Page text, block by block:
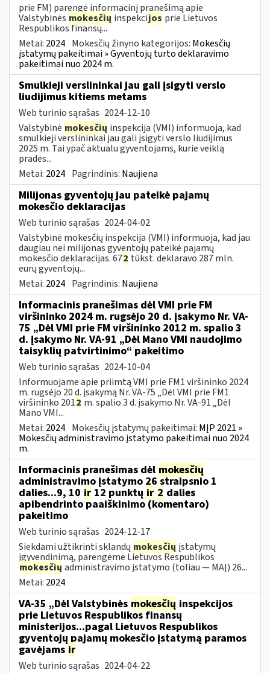
prie FM) parengė informacinį pranešimą apie
Valstybinės mokesčių inspekcijos prie Lietuvos
Respublikos finansų...
Metai: 2024 Mokesčių žinyno kategorijos: Mokesčių
įstatymų pakeitimai » Gyventojų turto deklaravimo
pakeitimai nuo 2024 m.
Smulkieji verslininkai jau gali įsigyti verslo
liudijimus kitiems metams
Web turinio sąrašas 2024-12-10
Valstybinė mokesčių inspekcija (VMI) informuoja, kad
smulkieji verslininkai jau gali įsigyti verslo liudijimus
2025 m. Tai ypač aktualu gyventojams, kurie veiklą
pradės...
Metai: 2024 Pagrindinis: Naujiena
Milijonas gyventojų jau pateikė pajamų
mokesčio deklaracijas
Web turinio sąrašas 2024-04-02
Valstybinė mokesčių inspekcija (VMI) informuoja, kad jau
daugiau nei milijonas gyventojų pateikė pajamų
mokesčio deklaracijas. 672 tūkst. deklaravo 287 mln.
eurų gyventojų...
Metai: 2024 Pagrindinis: Naujiena
Informacinis pranešimas dėl VMI prie FM
viršininko 2024 m. rugsėjo 20 d. įsakymo Nr. VA-
75 „Dėl VMI prie FM viršininko 2012 m. spalio 3
d. įsakymo Nr. VA-91 „Dėl Mano VMI naudojimo
taisyklių patvirtinimo“ pakeitimo
Web turinio sąrašas 2024-10-04
Informuojame apie priimtą VMI prie FM1 viršininko 2024
m. rugsėjo 20 d. įsakymą Nr. VA-75 „Dėl VMI prie FM1
viršininko 2012 m. spalio 3 d. įsakymo Nr. VA-91 „Dėl
Mano VMI...
Metai: 2024 Mokesčių įstatymų pakeitimai: MĮP 2021 »
Mokesčių administravimo įstatymo pakeitimai nuo 2024
m.
Informacinis pranešimas dėl mokesčių
administravimo įstatymo 26 straipsnio 1
dalies...9, 10 ir 12 punktų ir 2 dalies
apibendrinto paaiškinimo (komentaro)
pakeitimo
Web turinio sąrašas 2024-12-17
Siekdami užtikrinti sklandų mokesčių įstatymų
įgyvendinimą, parengėme Lietuvos Respublikos
mokesčių administravimo įstatymo (toliau — MAĮ) 26...
Metai: 2024
VA-35 „Dėl Valstybinės mokesčių inspekcijos
prie Lietuvos Respublikos finansų
ministerijos...pagal Lietuvos Respublikos
gyventojų pajamų mokesčio įstatymą paramos
gavėjams ir
Web turinio sąrašas 2024-04-22